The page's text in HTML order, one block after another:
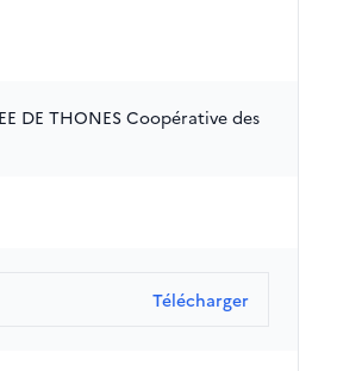
DE THONES Coopérative des
Télécharger